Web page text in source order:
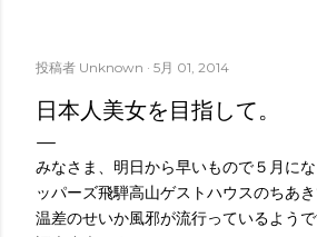
投稿者 Unknown 5月 01, 2014
日本人美女を目指して。
みなさま、明日から早いもので５月に
ッパーズ飛騨高山ゲストハウスのちあ
温差のせいか風邪が流行っているよう